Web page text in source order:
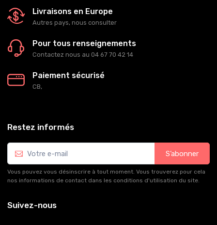
Livraisons en Europe
Autres pays, nous consulter
Pour tous renseignements
Contactez nous au 04 67 70 42 14
Paiement sécurisé
CB,
Restez informés
S’abonner
Vous pouvez vous désinscrire à tout moment. Vous trouverez pour cela
nos informations de contact dans les conditions d'utilisation du site.
Suivez-nous